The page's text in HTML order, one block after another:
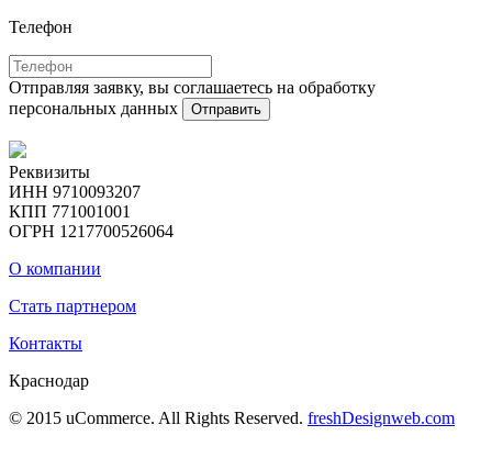
Телефон
Отправляя заявку, вы соглашаетесь на обработку
персональных данных
Отправить
Реквизиты
ИНН 9710093207
КПП 771001001
ОГРН 1217700526064
О компании
Стать партнером
Контакты
Краснодар
© 2015 uCommerce. All Rights Reserved. freshDesignweb.com